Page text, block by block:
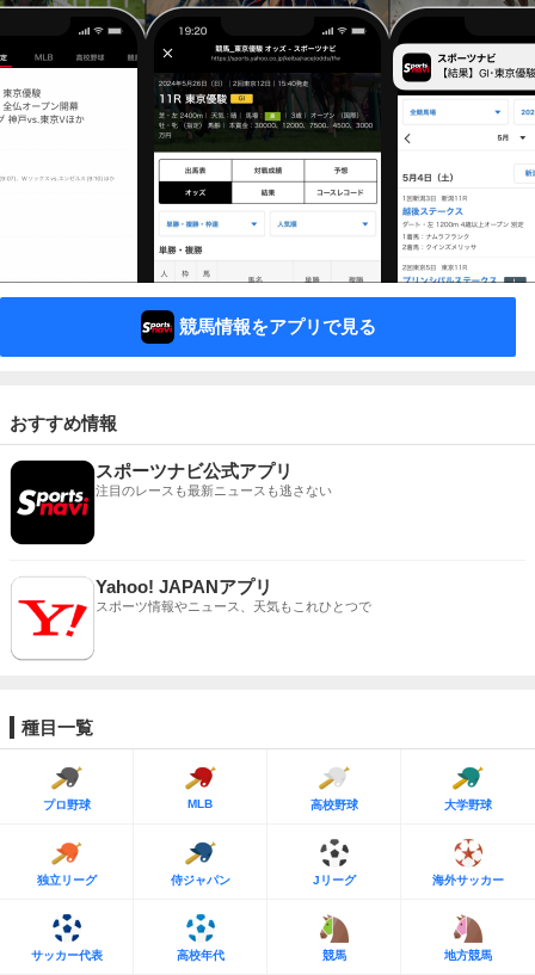
競馬情報をアプリで見る
おすすめ情報
スポーツナビ公式アプリ
注目のレースも最新ニュースも逃さない
Yahoo! JAPANアプリ
スポーツ情報やニュース、天気もこれひとつで
種目一覧
プロ野球 MLB 高校野球 大学野球
独立リーグ 侍ジャパン Jリーグ 海外サッカー
サッカー代表 高校年代 競馬 地方競馬